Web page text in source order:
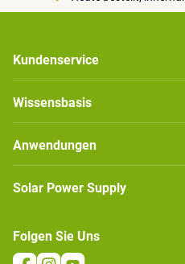
Kundenservice
Wissensbasis
Anwendungen
Solar Power Supply
Folgen Sie Uns